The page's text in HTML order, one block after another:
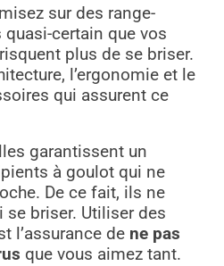
sur des range-
certain que vos
plus de se briser.
l’ergonomie et le
qui assurent ce
garantissent un
à goulot qui ne
De ce fait, ils ne
briser. Utiliser des
l’assurance de ne pas
que vous aimez tant.